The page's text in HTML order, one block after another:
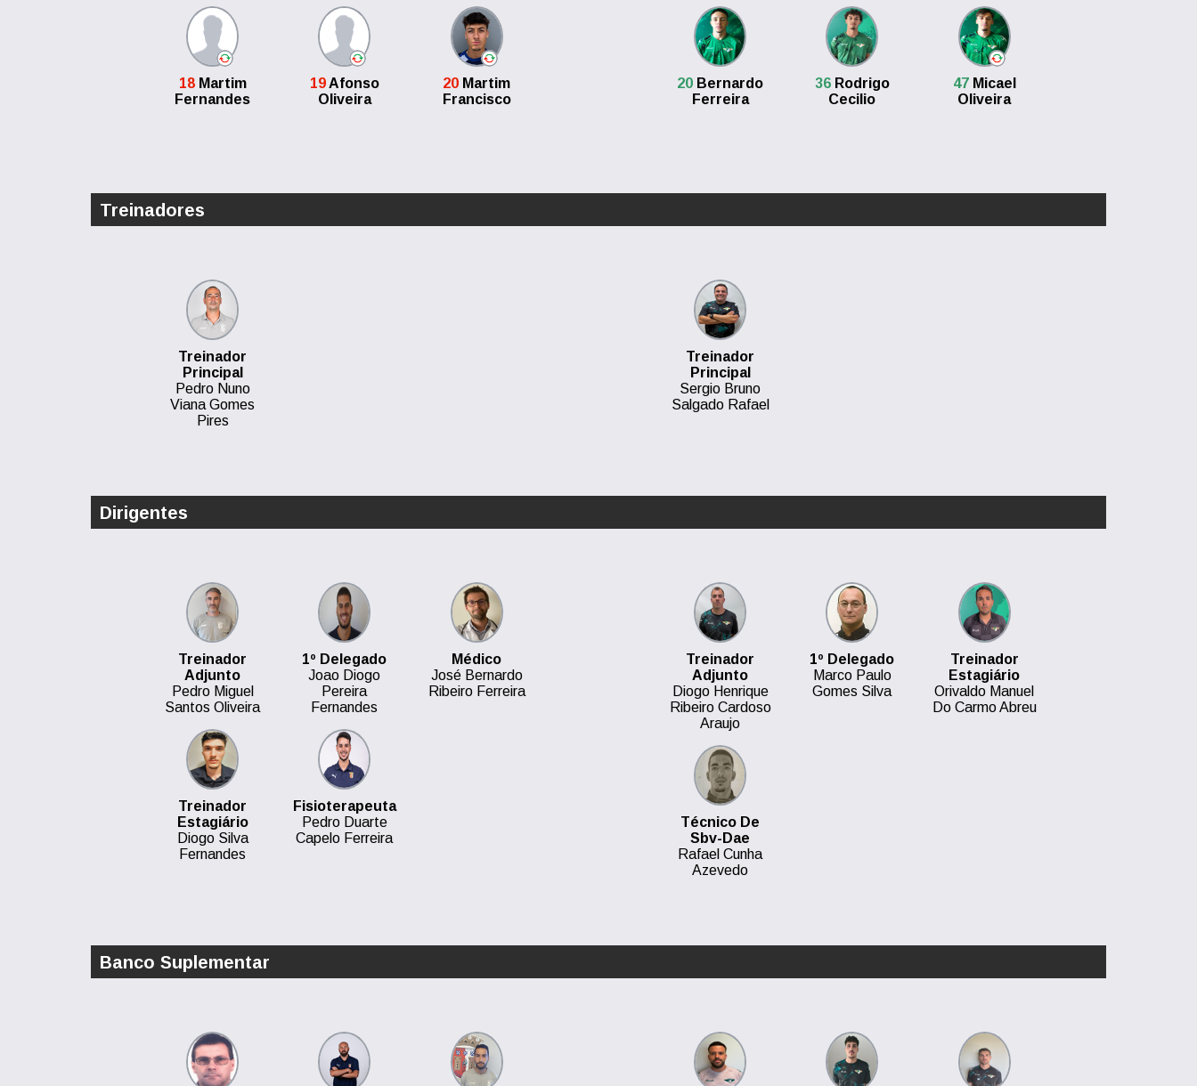
18Martim
Fernandes
19Afonso
Oliveira
20 Martim
Francisco
20 Bernardo
Ferreira
36Rodrigo
Cecilio
47Micael
Oliveira
Treinadores
Treinador
Principal
Pedro Nuno
Viana Gomes
Pires
Treinador
Principal
Sergio Bruno
Salgado Rafael
Dirigentes
Treinador
Adjunto
Pedro Miguel
Santos Oliveira
1º Delegado
Joao Diogo
Pereira
Fernandes
Médico
José Bernardo
Ribeiro Ferreira
Treinador
Estagiário
Diogo Silva
Fernandes
Fisioterapeuta
Pedro Duarte
Capelo Ferreira
Treinador
Adjunto
Diogo Henrique
Ribeiro Cardoso
Araujo
1º Delegado
Marco Paulo
Gomes Silva
Treinador
Estagiário
Orivaldo Manuel
Do Carmo Abreu
Técnico De
Sbv-Dae
Rafael Cunha
Azevedo
Banco Suplementar